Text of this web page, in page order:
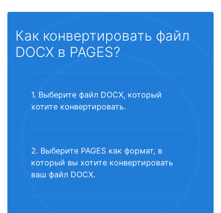
Как конвертировать файл
DOCX в PAGES?
1. Выберите файл DOCX, который
хотите конвертировать.
2. Выберите PAGES как формат, в
который вы хотите конвертировать
ваш файл DOCX.